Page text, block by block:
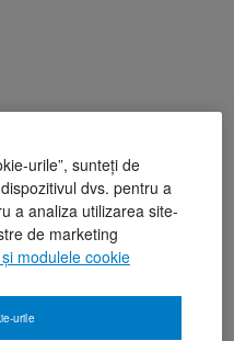
urile”, sunteți de
dvs. pentru a
a analiza utilizarea site-
de marketing
modulele cookie
urile